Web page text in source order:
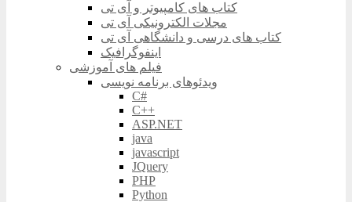
کتاب های کامپیوتر و آی تی
مجلات الکترونیکی آی تی
کتاب های درسی و دانشگاهی آی تی
اینفوگرافیک
فیلم های آموزشی
ویدئوهای برنامه نویسی
C#
C++
ASP.NET
java
javascript
JQuery
PHP
Python